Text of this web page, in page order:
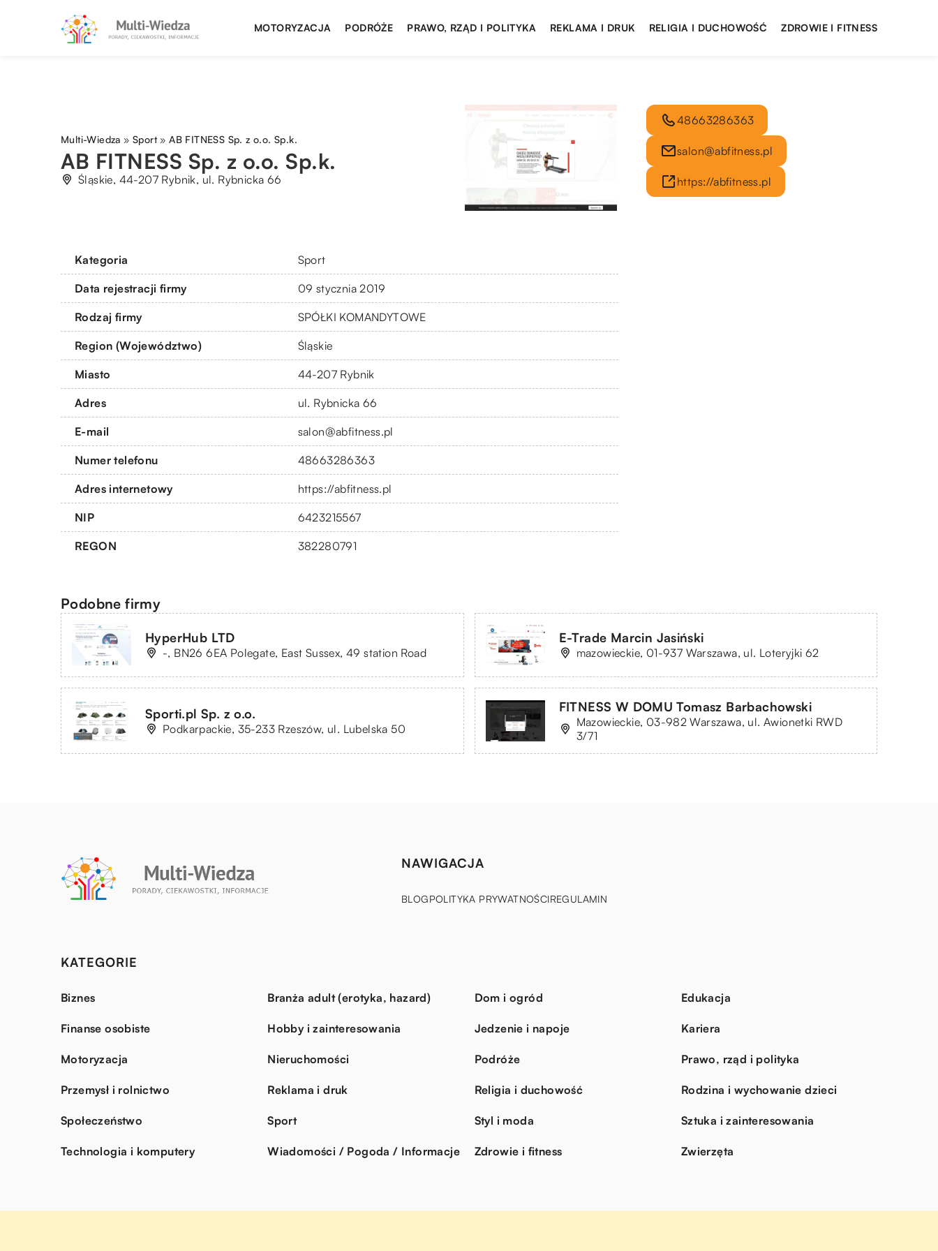
MOTORYZACJA PODRÓŻE PRAWO, RZĄD I POLITYKA REKLAMA I DRUK RELIGIA I DUCHOWOŚĆ ZDROWIE I FITNESS
Multi-Wiedza »Sport»AB FITNESS Sp. z o.o. Sp.k.
AB FITNESS Sp. z o.o. Sp.k.
Śląskie, 44-207 Rybnik, ul. Rybnicka 66
Kategoria Sport
Data rejestracji firmy 09 stycznia 2019
Rodzaj firmy SPÓŁKI KOMANDYTOWE
Region (Województwo) Śląskie
Miasto 44-207 Rybnik
Adres ul. Rybnicka 66
E-mail salon@abfitness.pl
Numer telefonu 48663286363
Adres internetowy https://abfitness.pl
NIP 6423215567
REGON 382280791
48663286363
salon@abfitness.pl
https://abfitness.pl
Podobne firmy
HyperHub LTD
-, BN26 6EA Polegate, East Sussex, 49 station Road
E-Trade Marcin Jasiński
mazowieckie, 01-937 Warszawa, ul. Loteryjki 62
Sporti.pl Sp. z o.o.
Podkarpackie, 35-233 Rzeszów, ul. Lubelska 50
FITNESS W DOMU Tomasz Barbachowski
Mazowieckie, 03-982 Warszawa, ul. Awionetki RWD
3/71
NAWIGACJA
BLOGPOLITYKA PRYWATNOŚCIREGULAMIN
KATEGORIE
Biznes Branża adult (erotyka, hazard) Dom i ogród Edukacja
Finanse osobiste Hobby i zainteresowania Jedzenie i napoje Kariera
Motoryzacja Nieruchomości Podróże Prawo, rząd i polityka
Przemysł i rolnictwo Reklama i druk Religia i duchowość Rodzina i wychowanie dzieci
Społeczeństwo Sport Styl i moda Sztuka i zainteresowania
Technologia i komputery Wiadomości / Pogoda / Informacje Zdrowie i fitness Zwierzęta